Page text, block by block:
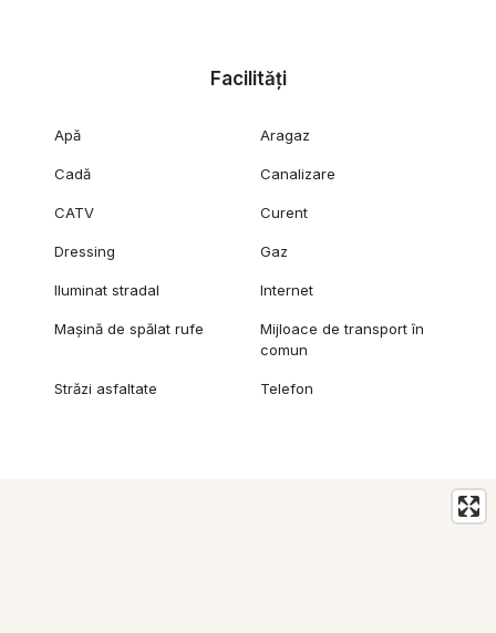
Facilități
Apă Aragaz
Cadă Canalizare
CATV Curent
Dressing Gaz
Iluminat stradal Internet
Mașină de spălat rufe
Mijloace de transport în
comun
Străzi asfaltate Telefon